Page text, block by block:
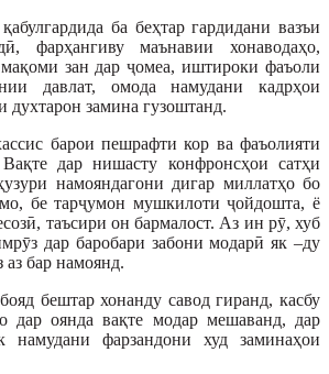
ба беҳтар гардидани вазъи
фарҳангиву маънавии хонаводаҳо,
зан дар ҷомеа, иштироки фаъоли
давлат, омода намудани кадрҳои
духтарон замина гузоштанд.
барои пешрафти кор ва фаъолияти
дар нишасту конфронсҳои сатҳи
намояндагони дигар миллатҳо бо
бе тарҷумон мушкилоти ҷойдошта, ё
таъсири он бармалост. Аз ин рӯ, хуб
дар баробари забони модарӣ як –ду
аз бар намоянд.
бештар хонанду савод гиранд, касбу
дар оянда вақте модар мешаванд, дар
намудани фарзандони худ заминаҳои